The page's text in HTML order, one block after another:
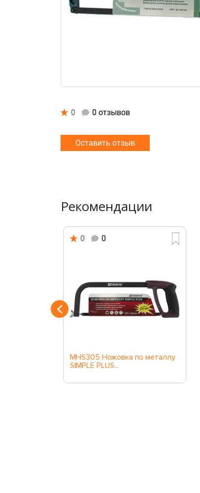
0 0 отзывов
Оставить отзыв
Рекомендации
0 0
MHS305 Ножовка по металлу
SIMPLE PLUS...